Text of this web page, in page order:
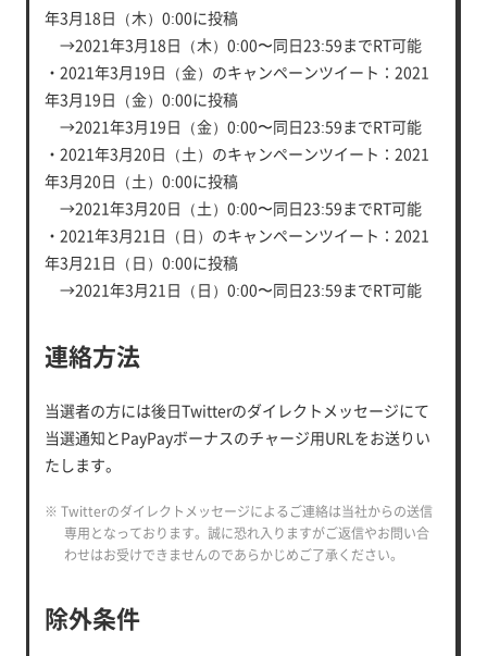
年3月18日（木）0:00に投稿
→2021年3月18日（木）0:00〜同日23:59までRT可能
・2021年3月19日（金）のキャンペーンツイート：2021
年3月19日（金）0:00に投稿
→2021年3月19日（金）0:00〜同日23:59までRT可能
・2021年3月20日（土）のキャンペーンツイート：2021
年3月20日（土）0:00に投稿
→2021年3月20日（土）0:00〜同日23:59までRT可能
・2021年3月21日（日）のキャンペーンツイート：2021
年3月21日（日）0:00に投稿
→2021年3月21日（日）0:00〜同日23:59までRT可能
連絡方法
当選者の方には後日Twitterのダイレクトメッセージにて
当選通知とPayPayボーナスのチャージ用URLをお送りい
たします。
※ Twitterのダイレクトメッセージによるご連絡は当社からの送信
専用となっております。誠に恐れ入りますがご返信やお問い合
わせはお受けできませんのであらかじめご了承ください。
除外条件